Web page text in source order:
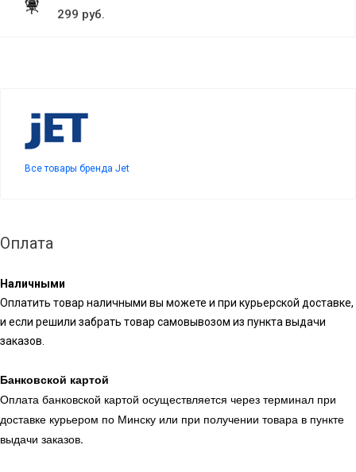
299 руб.
Все товары бренда Jet
Оплата
Наличными
Оплатить товар наличными вы можете и при курьерской доставке,
и если решили забрать товар самовывозом из пункта выдачи
заказов.
Банковской картой
Оплата банковской картой осуществляется через терминал при
доставке курьером по Минску или при получении товара в пункте
выдачи заказов.